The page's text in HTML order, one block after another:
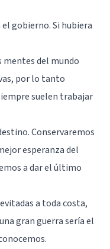
gobierno. Si hubiera
mentes del mundo
por lo tanto
suelen trabajar
Conservaremos
esperanza del
a dar el último
a toda costa,
gran guerra sería el